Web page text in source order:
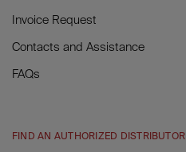
Invoice Request
Contacts and Assistance
FAQs
FIND AN AUTHORIZED DISTRIBUTOR